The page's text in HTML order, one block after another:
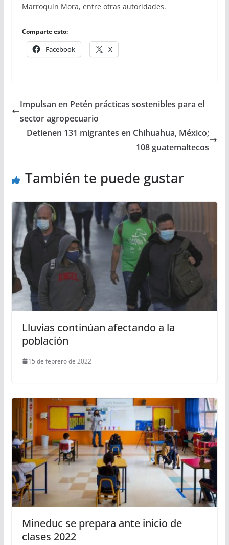
Marroquín Mora, entre otras autoridades.
Comparte esto:
Facebook X
Impulsan en Petén prácticas sostenibles para el
sector agropecuario
Detienen 131 migrantes en Chihuahua, México;
108 guatemaltecos
También te puede gustar
Lluvias continúan afectando a la
población
15 de febrero de 2022
Mineduc se prepara ante inicio de
clases 2022